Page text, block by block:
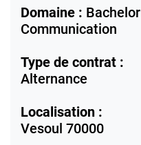
Domaine : Bachelor
Communication
Type de contrat :
Alternance
Localisation :
Vesoul 70000